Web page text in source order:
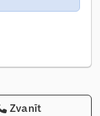
Zvanīt